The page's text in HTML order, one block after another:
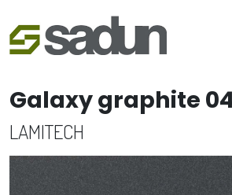
Galaxy graphite
LAMITECH